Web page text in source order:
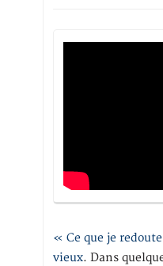
« Ce que je
vieux. Dans